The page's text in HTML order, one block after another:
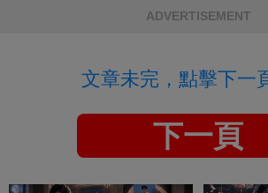
ADVERTISEMENT
文章未完，點擊下一
下一頁